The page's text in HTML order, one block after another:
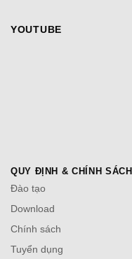
YOUTUBE
QUY ĐỊNH & CHÍNH SÁCH
Đào tạo
Download
Chính sách
Tuyển dụng